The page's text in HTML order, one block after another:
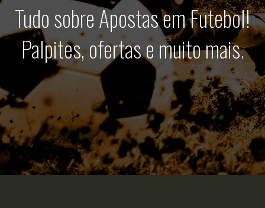
Tudo sobre Apostas em Futebol!
Palpites, ofertas e muito mais.